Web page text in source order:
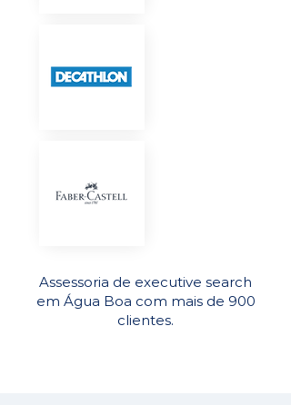
Assessoria de executive search
em Água Boa com mais de 900
clientes.